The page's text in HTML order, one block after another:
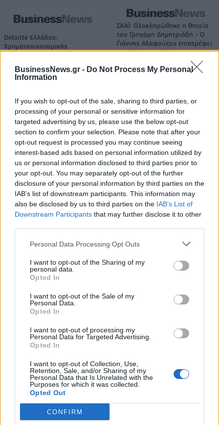
BusinessNews.gr - Do Not Process My Personal
Information
If you wish to opt-out of the sale, sharing to third parties, or
processing of your personal or sensitive information for
targeted advertising by us, please use the below opt-out
section to confirm your selection. Please note that after your
opt-out request is processed you may continue seeing
interest-based ads based on personal information utilized by
us or personal information disclosed to third parties prior to
your opt-out. You may separately opt-out of the further
disclosure of your personal information by third parties on the
IAB’s list of downstream participants. This information may
also be disclosed by us to third parties on the IAB’s List of
Downstream Participants that may further disclose it to other
Personal Data Processing Opt Outs
I want to opt-out of the Sharing of my
personal data.
Opted In
I want to opt-out of the Sale of my
Personal Data.
Opted In
I want to opt-out of processing my
Personal Data for Targeted Advertising.
Opted In
I want to opt-out of Collection, Use,
Retention, Sale, and/or Sharing of my
Personal Data that Is Unrelated with the
Purposes for which it was collected.
Opted Out
CONFIRM
Deloitte Ελλάδος:
Χρηματοοικονομικός
ενέργειας
ΣΚΑΪ: Ολοκληρώθηκε η θητεία
του Γρηγόρη Δημητριάδη - Ο
Γιάννης Αλαφούζος επιστρέφει
στη θέση του CEO
Media: Με ενίσχυση 8 εκατ. ευρώ σε 451 επιχειρήσεις ξεκίνησε το
πρόγραμμα στήριξης- Κάλυψη εισφορών ΕΔΟΕΑΠ
Η Toyota φέρνει νέα γενιά
μπαταριών για τα υβριδικά της
Σε κινεζική… πολιορκία η
ευρωπαϊκή
αυτοκινητοβιομηχανία
Νέο Audi A2 e-tron με στόχο την κορυφή της αποδοτικότητας
Βουλγαρία για τις θέσεις 5-8
του Ευρωμπάσκετ (live stream)
WNBA: Έκτη σερί νίκη για τους
Ουάσινγκτον Μίστικς (vid)
ΕΛΣΤΑΤ: Στο 3,4% υποχώρησε ο πληθωρισμός τον Ιούλιο
σε 843 μέσα ενημέρωσης-
Ξεκίνησε το πενταετές
πρόγραμμα ενίσχυσης του
εξάμηνο, στα 550 εκατ. ευρώ –
Καθαρά κέρδη 313 εκατ. ευρώ